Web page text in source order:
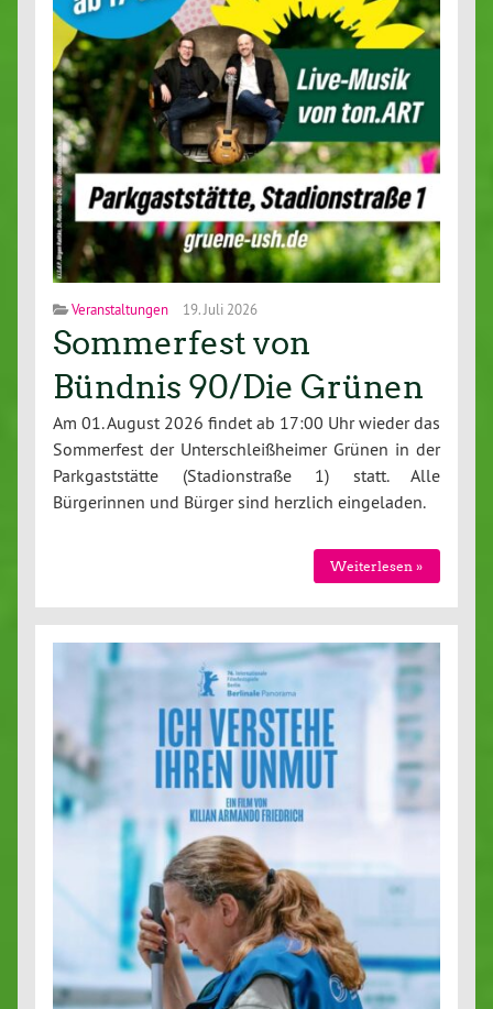
Veranstaltungen 19. Juli 2026
Sommerfest von
Bündnis 90/Die Grünen
Am 01. August 2026 findet ab 17:00 Uhr wieder das
Sommerfest der Unterschleißheimer Grünen in der
Parkgaststätte (Stadionstraße 1) statt. Alle
Bürgerinnen und Bürger sind herzlich eingeladen.
Weiterlesen »